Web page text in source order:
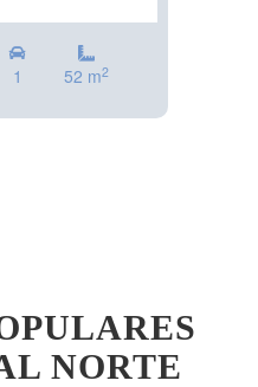
1 52 m2
NORTE